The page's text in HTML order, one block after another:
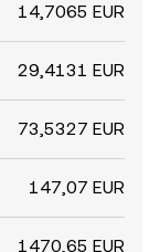
14,7065 EUR
29,4131 EUR
73,5327 EUR
147,07 EUR
1470,65 EUR